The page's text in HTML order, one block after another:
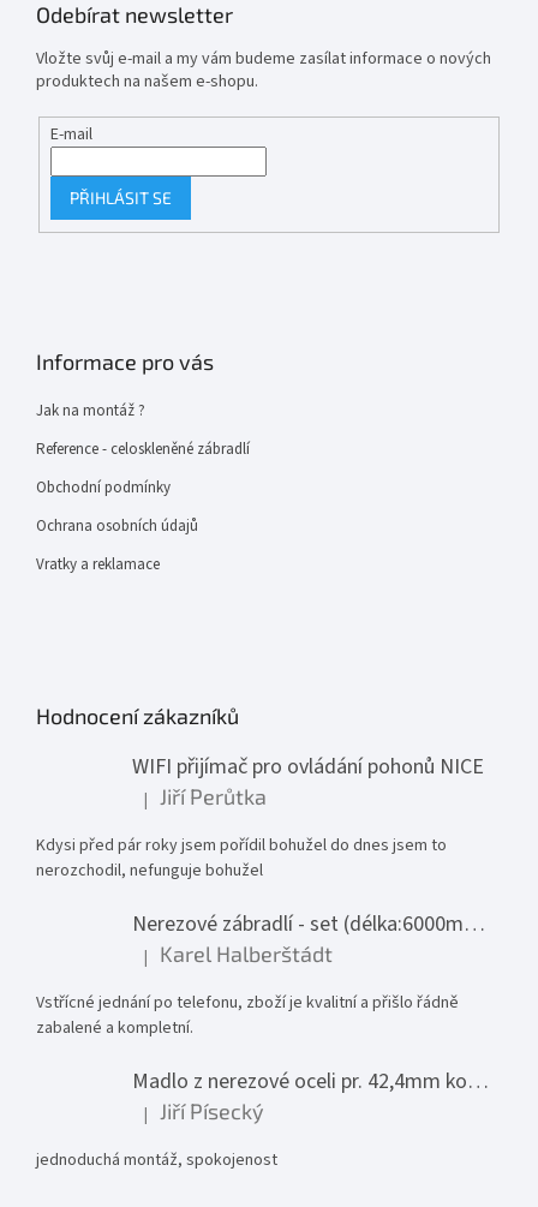
Odebírat newsletter
Vložte svůj e-mail a my vám budeme zasílat informace o nových
produktech na našem e-shopu.
E-mail
PŘIHLÁSIT SE
Informace pro vás
Jak na montáž ?
Reference - celoskleněné zábradlí
Obchodní podmínky
Ochrana osobních údajů
Vratky a reklamace
Hodnocení zákazníků
WIFI přijímač pro ovládání pohonů NICE
Hodnocení produktu je 1 z 5 hvězdiček.
| Jiří Perůtka
Kdysi před pár roky jsem pořídil bohužel do dnes jsem to
nerozchodil, nefunguje bohužel
Nerezové zábradlí - set (délka:6000mm x výška:1000mm)
Hodnocení produktu je 5 z 5 hvězdiček.
| Karel Halberštádt
Vstřícné jednání po telefonu, zboží je kvalitní a přišlo řádně
zabalené a kompletní.
Madlo z nerezové oceli pr. 42,4mm komplet - model 0116 - 3000mm
Hodnocení produktu je 5 z 5 hvězdiček.
| Jiří Písecký
jednoduchá montáž, spokojenost